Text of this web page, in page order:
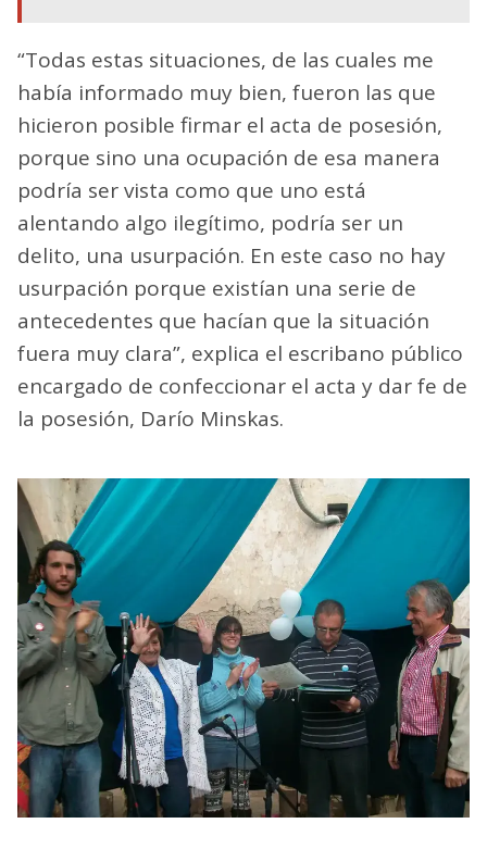
“Todas estas situaciones, de las cuales me
había informado muy bien, fueron las que
hicieron posible firmar el acta de posesión,
porque sino una ocupación de esa manera
podría ser vista como que uno está
alentando algo ilegítimo, podría ser un
delito, una usurpación. En este caso no hay
usurpación porque existían una serie de
antecedentes que hacían que la situación
fuera muy clara”, explica el escribano público
encargado de confeccionar el acta y dar fe de
la posesión, Darío Minskas.